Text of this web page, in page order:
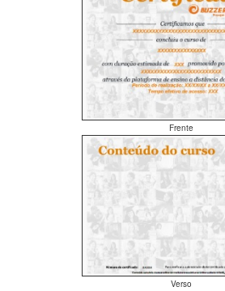
Frente
Verso